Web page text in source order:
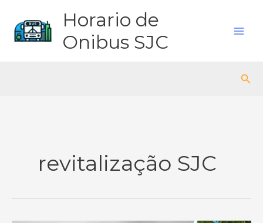
Horario de
Onibus SJC
revitalização SJC